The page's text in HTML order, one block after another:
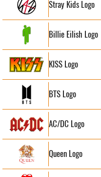
Stray Kids Logo
Billie Eilish Logo
KISS Logo
BTS Logo
AC/DC Logo
Queen Logo